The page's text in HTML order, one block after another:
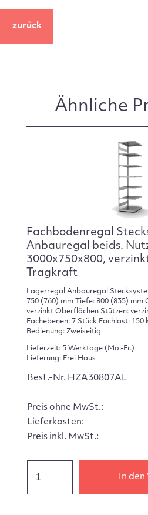
zurück
Ähnliche
Fachbodenregal
Anbauregal beids.
3000x750x800,
Tragkraft
Lagerregal Anbauregal
750 (760) mm Tiefe: 800 (835) mm
verzinkt Oberflächen Stützen:
Fachebenen: 7 Stück Fachlast: 150
Bedienung: Zweiseitig
Lieferzeit: 5 Werktage (Mo.-Fr.)
Lieferung: Frei Haus
Best.-Nr. HZA30807AL
Preis ohne MwSt.:
Lieferkosten:
Preis inkl. MwSt.:
In den